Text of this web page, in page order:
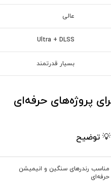
عالی
Ultra + DLSS
بسیار قدرتمند
💡 توضیح
مناسب رندرهای سنگین و انیمیشن
حرفه‌ای